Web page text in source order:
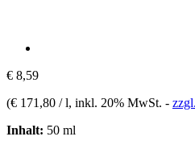
€ 8,59
(€ 171,80 / l, inkl. 20% MwSt. -
Inhalt: 50 ml